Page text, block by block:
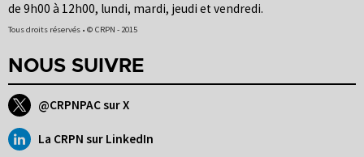
de 9h00 à 12h00, lundi, mardi, jeudi et vendredi.
Tous droits réservés • © CRPN - 2015
NOUS SUIVRE
@CRPNPAC sur X
La CRPN sur LinkedIn